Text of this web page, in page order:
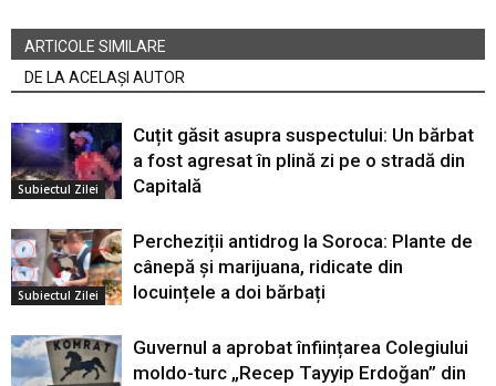
ARTICOLE SIMILARE
DE LA ACELAȘI AUTOR
Subiectul Zilei
Cuțit găsit asupra suspectului: Un bărbat
a fost agresat în plină zi pe o stradă din
Capitală
Subiectul Zilei
Percheziții antidrog la Soroca: Plante de
cânepă și marijuana, ridicate din
locuințele a doi bărbați
Guvernul a aprobat înființarea Colegiului
moldo-turc „Recep Tayyip Erdoğan” din